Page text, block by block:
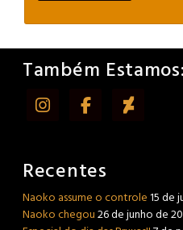
Também Estamos:
Recentes
Naoko assume o controle15 de
Naoko chegou26 de junho de